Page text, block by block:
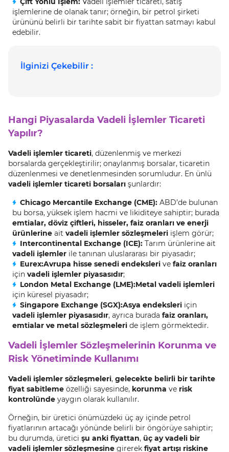
işlemlerine de olanak tanır; örneğin, bir petrol şirketi
ürününü belirli bir tarihte sabit bir fiyattan satmayı kabul
edebilir.
İlginizi Çekebilir :
Hangi Piyasalarda Vadeli İşlemler Ticareti
Yapılır?
Vadeli işlemler ticareti, düzenlenmiş ve merkezi
borsalarda gerçekleştirilir; onaylanmış borsalar, ticaretin
düzenlenmesi ve denetlenmesinden sorumludur. En ünlü
vadeli işlemler ticareti borsaları şunlardır:
Chicago Mercantile Exchange (CME): ABD’de bulunan
bu borsa, yüksek işlem hacmi ve likiditeye sahiptir; burada
emtialar, döviz çiftleri, hisseler, faiz oranları ve enerji
ürünlerine ait vadeli işlemler sözleşmeleri işlem görür;
Intercontinental Exchange (ICE): Tarım ürünlerine ait
vadeli işlemler ile tanınan uluslararası bir piyasadır;
Eurex:Avrupa hisse senedi endeksleri ve faiz oranları
için vadeli işlemler piyasasıdır;
London Metal Exchange (LME):Metal vadeli işlemleri
için küresel piyasadır;
Singapore Exchange (SGX):Asya endeksleri için
vadeli işlemler piyasasıdır, ayrıca burada faiz oranları,
emtialar ve metal sözleşmeleri de işlem görmektedir.
Vadeli İşlemler Sözleşmelerinin Korunma ve
Risk Yönetiminde Kullanımı
Vadeli işlemler sözleşmeleri, gelecekte belirli bir tarihte
fiyat sabitleme özelliği sayesinde, korunma ve risk
kontrolünde yaygın olarak kullanılır.
Örneğin, bir üretici önümüzdeki üç ay içinde petrol
fiyatlarının artacağı yönünde belirli bir öngörüye sahiptir;
bu durumda, üretici şu anki fiyattan, üç ay vadeli bir
vadeli işlemler sözleşmesine girerek fiyat artışı riskine